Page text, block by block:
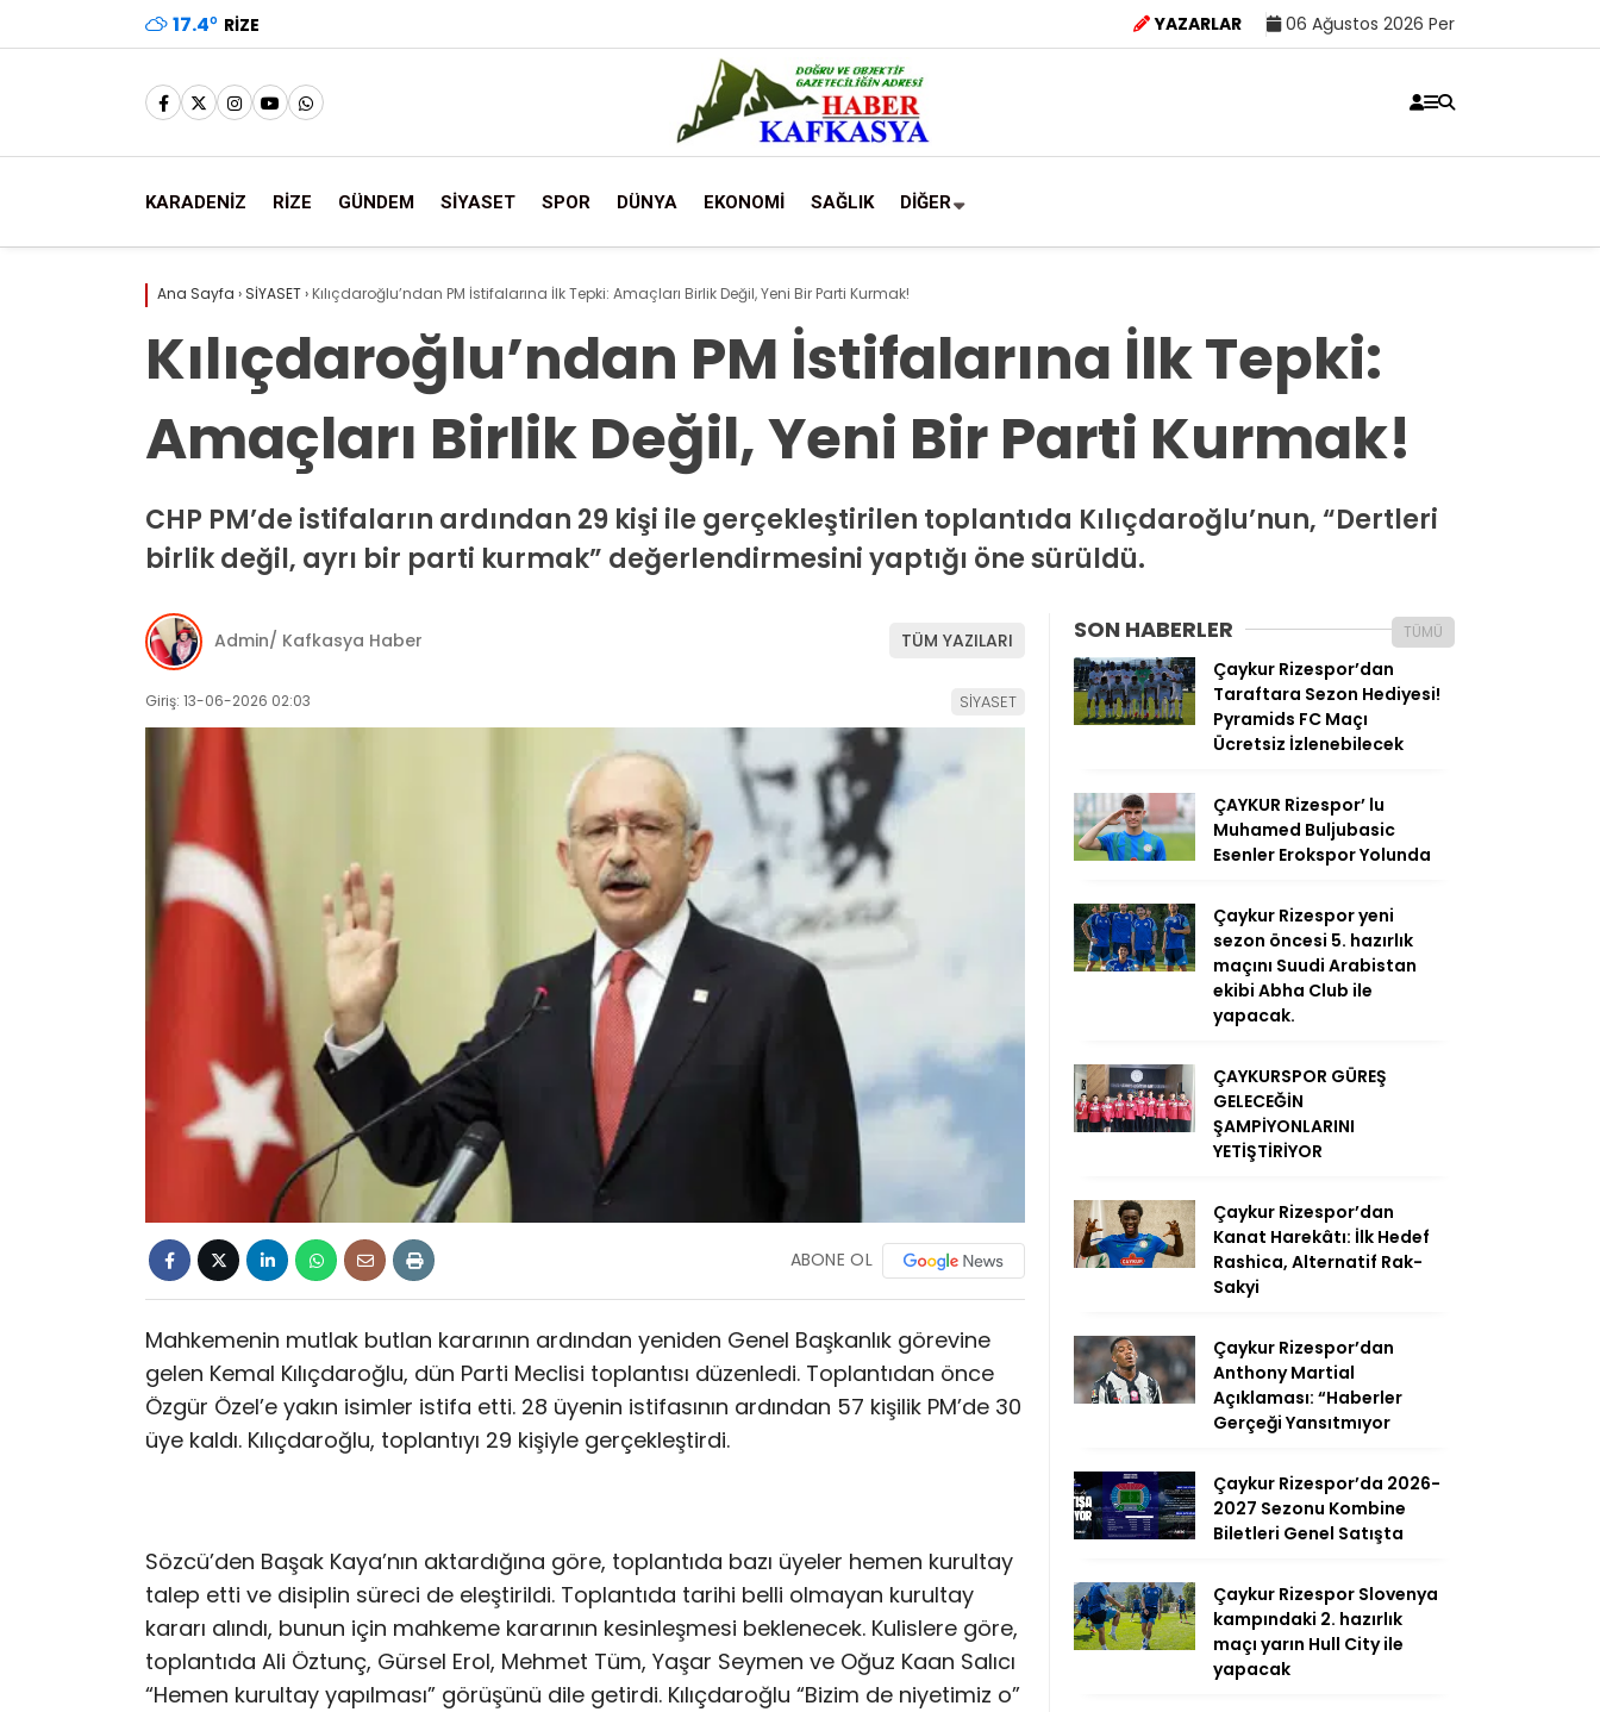
17.4° RIZE YAZARLAR 06 Ağustos 2026 Per
KARADENİZ RİZE GÜNDEM SİYASET SPOR DÜNYA EKONOMİ SAĞLIK DİĞER
Ana Sayfa › SİYASET› Kılıçdaroğlu’ndan PM İstifalarına İlk Tepki: Amaçları Birlik Değil, Yeni Bir Parti Kurmak!
Kılıçdaroğlu’ndan PM İstifalarına İlk Tepki:
Amaçları Birlik Değil, Yeni Bir Parti Kurmak!
CHP PM’de istifaların ardından 29 kişi ile gerçekleştirilen toplantıda Kılıçdaroğlu’nun, “Dertleri
birlik değil, ayrı bir parti kurmak” değerlendirmesini yaptığı öne sürüldü.
Admin/ Kafkasya Haber TÜM YAZILARI
Giriş: 13-06-2026 02:03 SİYASET
ABONE OL
Mahkemenin mutlak butlan kararının ardından yeniden Genel Başkanlık görevine
gelen Kemal Kılıçdaroğlu, dün Parti Meclisi toplantısı düzenledi. Toplantıdan önce
Özgür Özel’e yakın isimler istifa etti. 28 üyenin istifasının ardından 57 kişilik PM’de 30
üye kaldı. Kılıçdaroğlu, toplantıyı 29 kişiyle gerçekleştirdi.
Sözcü’den Başak Kaya’nın aktardığına göre, toplantıda bazı üyeler hemen kurultay
talep etti ve disiplin süreci de eleştirildi. Toplantıda tarihi belli olmayan kurultay
kararı alındı, bunun için mahkeme kararının kesinleşmesi beklenecek. Kulislere göre,
toplantıda Ali Öztunç, Gürsel Erol, Mehmet Tüm, Yaşar Seymen ve Oğuz Kaan Salıcı
“Hemen kurultay yapılması” görüşünü dile getirdi. Kılıçdaroğlu “Bizim de niyetimiz o”
SON HABERLER TÜMÜ
Çaykur Rizespor’dan
Taraftara Sezon Hediyesi!
Pyramids FC Maçı
Ücretsiz İzlenebilecek
ÇAYKUR Rizespor’ lu
Muhamed Buljubasic
Esenler Erokspor Yolunda
Çaykur Rizespor yeni
sezon öncesi 5. hazırlık
maçını Suudi Arabistan
ekibi Abha Club ile
yapacak.
ÇAYKURSPOR GÜREŞ
GELECEĞİN
ŞAMPİYONLARINI
YETİŞTİRİYOR
Çaykur Rizespor’dan
Kanat Harekâtı: İlk Hedef
Rashica, Alternatif Rak-
Sakyi
Çaykur Rizespor’dan
Anthony Martial
Açıklaması: “Haberler
Gerçeği Yansıtmıyor
Çaykur Rizespor’da 2026-
2027 Sezonu Kombine
Biletleri Genel Satışta
Çaykur Rizespor Slovenya
kampındaki 2. hazırlık
maçı yarın Hull City ile
yapacak